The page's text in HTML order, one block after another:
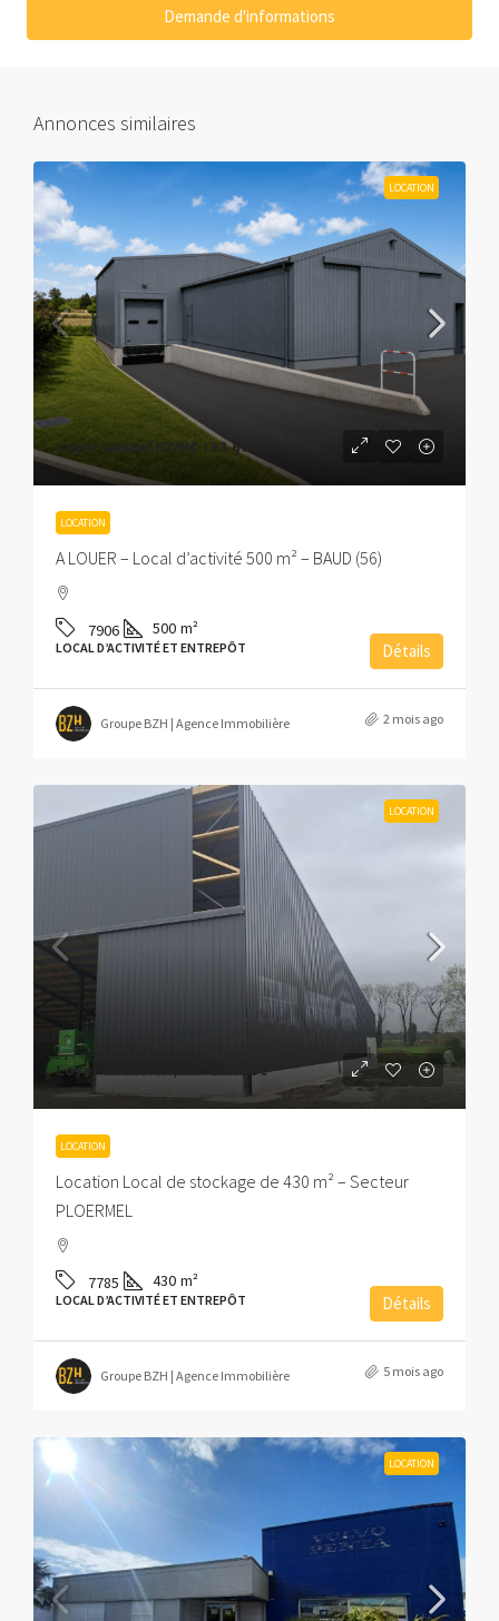
Demande d'informations
Annonces similaires
LOCATION
Loyer annuel HT/HC : 33 600€
LOCATION
A LOUER – Local d’activité 500 m² – BAUD (56)
7906 500 m²
LOCAL D’ACTIVITÉ ET ENTREPÔT Détails
Groupe BZH | Agence Immobilière 2 mois ago
LOCATION
Loyer annuel HT/HC : 10 800€
LOCATION
Location Local de stockage de 430 m² – Secteur
PLOERMEL
7785 430 m²
LOCAL D’ACTIVITÉ ET ENTREPÔT Détails
Groupe BZH | Agence Immobilière 5 mois ago
LOCATION